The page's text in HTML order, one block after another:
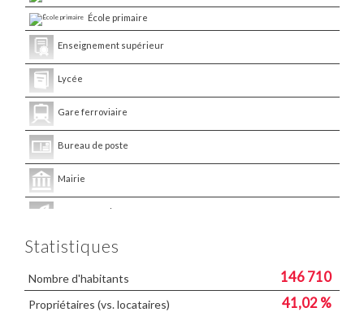
École primaire
Enseignement supérieur
Lycée
Gare ferroviaire
Bureau de poste
Mairie
Presse et Tabac
Statistiques
Nombre d'habitants 146 710
Propriétaires (vs. locataires) 41,02 %